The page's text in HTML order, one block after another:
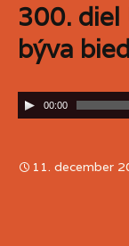
300. diel
býva
00:00
11. december